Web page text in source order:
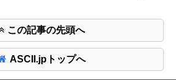
この記事の先頭へ
ASCII.jpトップへ